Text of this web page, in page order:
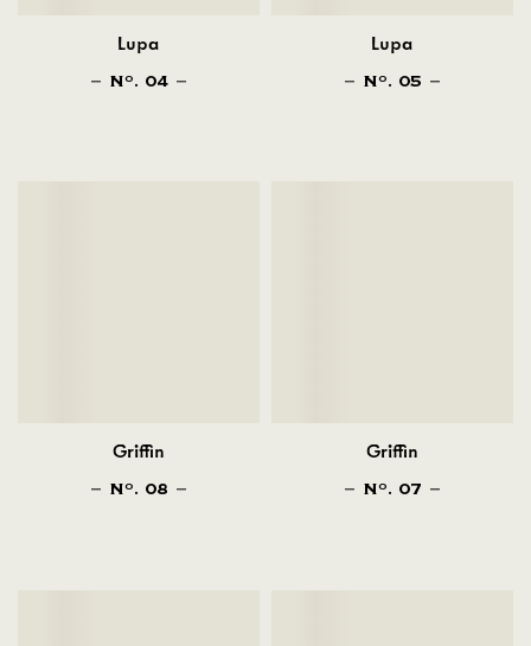
Lupa
NO . 04
Lupa
NO . 05
Griffin
NO . 08
Griffin
NO . 07